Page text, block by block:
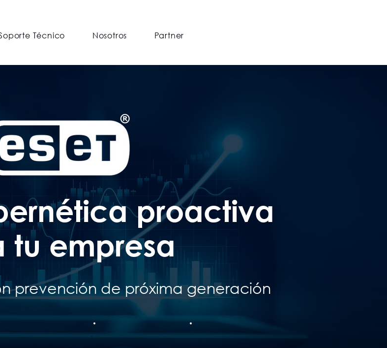
Técnico Nosotros Partner
proactiva
tu empresa
prevención de próxima generación